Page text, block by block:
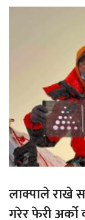
लाक्पाले राखे
गरेर फेरी अर्को